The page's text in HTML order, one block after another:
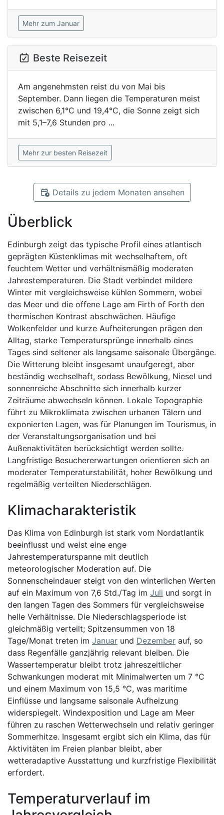
Mehr zum Januar
Beste Reisezeit
Am angenehmsten reist du von Mai bis
September. Dann liegen die Temperaturen meist
zwischen 6,1°C und 19,4°C, die Sonne zeigt sich
mit 5,1–7,6 Stunden pro ...
Mehr zur besten Reisezeit
Details zu jedem Monaten ansehen
Überblick
Edinburgh zeigt das typische Profil eines atlantisch
geprägten Küstenklimas mit wechselhaftem, oft
feuchtem Wetter und verhältnismäßig moderaten
Jahrestemperaturen. Die Stadt verbindet mildere
Winter mit vergleichsweise kühlen Sommern, wobei
das Meer und die offene Lage am Firth of Forth den
thermischen Kontrast abschwächen. Häufige
Wolkenfelder und kurze Aufheiterungen prägen den
Alltag, starke Temperatursprünge innerhalb eines
Tages sind seltener als langsame saisonale Übergänge.
Die Witterung bleibt insgesamt unaufgeregt, aber
beständig wechselhaft, sodass Bewölkung, Niesel und
sonnenreiche Abschnitte sich innerhalb kurzer
Zeiträume abwechseln können. Lokale Topographie
führt zu Mikroklimata zwischen urbanen Tälern und
exponierten Lagen, was für Planungen im Tourismus, in
der Veranstaltungsorganisation und bei
Außenaktivitäten berücksichtigt werden sollte.
Langfristige Besuchererwartungen orientieren sich an
moderater Temperaturstabilität, hoher Bewölkung und
regelmäßig verteilten Niederschlägen.
Klimacharakteristik
Das Klima von Edinburgh ist stark vom Nordatlantik
beeinflusst und weist eine enge
Jahrestemperaturspanne mit deutlich
meteorologischer Moderation auf. Die
Sonnenscheindauer steigt von den winterlichen Werten
auf ein Maximum von 7,6 Std./Tag im Juli und sorgt in
den langen Tagen des Sommers für vergleichsweise
helle Verhältnisse. Die Niederschlagsperiode ist
gleichmäßig verteilt; Spitzensummen von 18
Tage/Monat treten im Januar und Dezember auf, so
dass Regenfälle ganzjährig relevant bleiben. Die
Wassertemperatur bleibt trotz jahreszeitlicher
Schwankungen moderat mit Minimalwerten um 7 °C
und einem Maximum von 15,5 °C, was maritime
Einflüsse und langsame saisonale Aufheizung
widerspiegelt. Windexposition und Lage am Meer
führen zu raschen Wetterwechseln und relativ geringer
Sommerhitze. Insgesamt ergibt sich ein Klima, das für
Aktivitäten im Freien planbar bleibt, aber
wetteradaptive Ausstattung und kurzfristige Flexibilität
erfordert.
Temperaturverlauf im